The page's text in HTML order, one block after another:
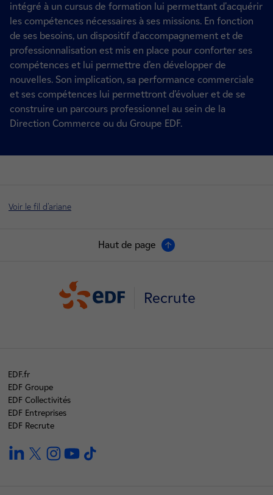
intégré à un cursus de formation lui permettant d'acquérir
les compétences nécessaires à ses missions. En fonction
de ses besoins, un dispositif d'accompagnement et de
professionnalisation est mis en place pour conforter ses
compétences et lui permettre d’en développer de
nouvelles. Son implication, sa performance commerciale
et ses compétences lui permettront d’évoluer et de se
construire un parcours professionnel au sein de la
Direction Commerce ou du Groupe EDF.
Voir le fil d'ariane
Haut de page
Recrute
EDF.fr
EDF Groupe
EDF Collectivités
EDF Entreprises
EDF Recrute
linkedintwitterinstagramyoutube